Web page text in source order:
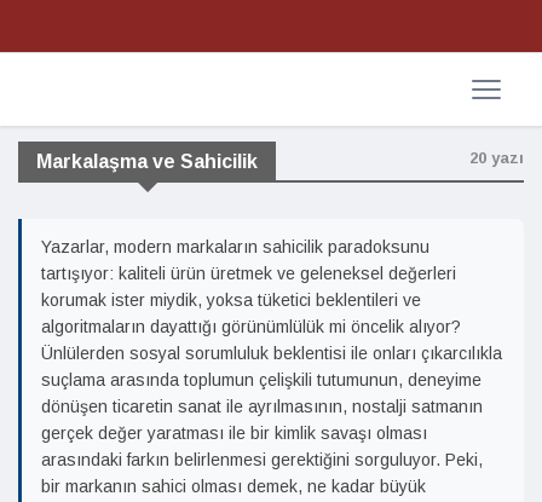
Markalaşma ve Sahicilik 20 yazı
Yazarlar, modern markaların sahicilik paradoksunu
tartışıyor: kaliteli ürün üretmek ve geleneksel değerleri
korumak ister miydik, yoksa tüketici beklentileri ve
algoritmaların dayattığı görünümlülük mi öncelik alıyor?
Ünlülerden sosyal sorumluluk beklentisi ile onları çıkarcılıkla
suçlama arasında toplumun çelişkili tutumunun, deneyime
dönüşen ticaretin sanat ile ayrılmasının, nostalji satmanın
gerçek değer yaratması ile bir kimlik savaşı olması
arasındaki farkın belirlenmesi gerektiğini sorguluyor. Peki,
bir markanın sahici olması demek, ne kadar büyük